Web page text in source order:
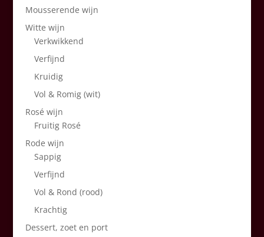
Mousserende wijn
Witte wijn
Verkwikkend
Verfijnd
Kruidig
Vol & Romig (wit)
Rosé wijn
Fruitig Rosé
Rode wijn
Sappig
Verfijnd
Vol & Rond (rood)
Krachtig
Dessert, zoet en port